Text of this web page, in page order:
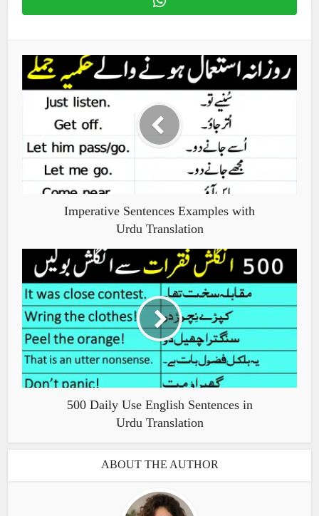
Imperative Sentences Examples with
Urdu Translation
500 Daily Use English Sentences in
Urdu Translation
ABOUT THE AUTHOR